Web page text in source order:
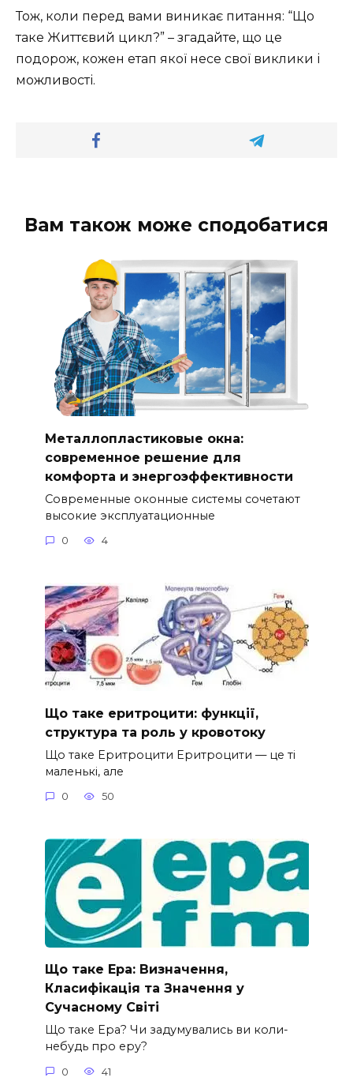
Тож, коли перед вами виникає питання: “Що
таке Життєвий цикл?” – згадайте, що це
подорож, кожен етап якої несе свої виклики і
можливості.
Вам також може сподобатися
Металлопластиковые окна:
современное решение для
комфорта и энергоэффективности
Современные оконные системы сочетают
высокие эксплуатационные
0 4
Що таке еритроцити: функції,
структура та роль у кровотоку
Що таке Еритроцити Еритроцити — це ті
маленькі, але
0 50
Що таке Ера: Визначення,
Класифікація та Значення у
Сучасному Світі
Що таке Ера? Чи задумувались ви коли-
небудь про еру?
0 41